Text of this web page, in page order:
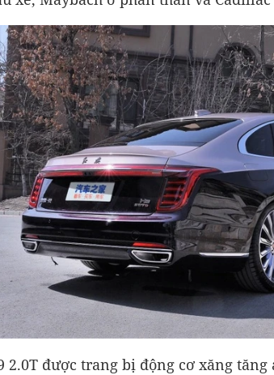
2.0T được trang bị động cơ xăng tăng